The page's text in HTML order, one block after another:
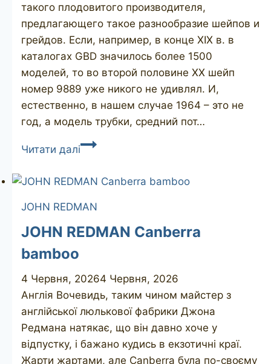
такого плодовитого производителя,
предлагающего такое разнообразие шейпов и
грейдов. Если, например, в конце XIX в. в
каталогах GBD значилось более 1500
моделей, то во второй половине XX шейп
номер 9889 уже никого не удивлял. И,
естественно, в нашем случае 1964 – это не
год, а модель трубки, средний пот…
Читати даліGBD
Standard
JOHN REDMAN
JOHN REDMAN Canberra
bamboo
4 Червня, 20264 Червня, 2026
Англія Вочевидь, таким чином майстер з
англійської люлькової фабрики Джона
Редмана натякає, що він давно хоче у
відпустку, і бажано кудись в екзотичні краї.
Жарти жартами, але Canberra була по-своєму